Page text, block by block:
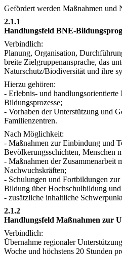
Gefördert werden Maßnahmen und
2.1.1
Handlungsfeld BNE-
Verbindlich:
Planung, Organisation,
breite Zielgruppenansprache, das
Naturschutz/Biodiversität und ihre
Hierzu gehören:
- Erlebnis- und
Bildungsprozesse;
- Vorhaben der Unterstützung und
Familienzentren.
Nach Möglichkeit:
- Maßnahmen zur Einbindung und
Bevölkerungsschichten, Menschen
- Maßnahmen der Zusammenarbeit
Nachwuchskräften;
- Schulungen und Fortbildungen
Bildung über Hochschulbildung
- zusätzliche inhaltliche
2.1.2
Handlungsfeld Maßnahmen zur
Verbindlich:
Übernahme regionaler
Woche und höchstens 20 Stunden